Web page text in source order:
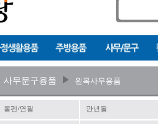
사무문구용품 원목사무용품
볼펜/연필 만년필